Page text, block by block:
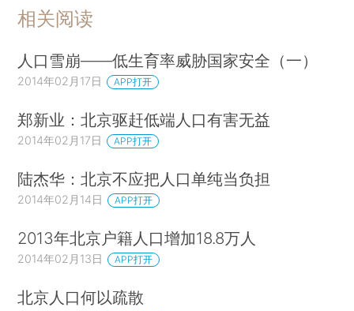
相关阅读
人口雪崩——低生育率威胁国家安全（一）
2014年02月17日 APP打开
郑新业：北京驱赶低端人口有害无益
2014年02月17日 APP打开
陆杰华：北京不应把人口单纯当负担
2014年02月14日 APP打开
2013年北京户籍人口增加18.8万人
2014年02月13日 APP打开
北京人口何以疏散